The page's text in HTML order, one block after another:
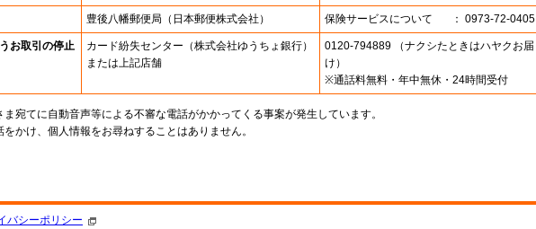
豊後八幡郵便局 （日本郵便株式会社） 保険サービスについて ： 0973-72-0405
お取引の停止 カード紛失センター （株式会社ゆうちょ銀行）
または上記店舗
0120-794889 （ナクシたときはハヤクお届
け）
※通話料無料・年中無休・24時間受付
宛てに自動音声等による不審な電話がかかってくる事案が発生しています。
かけ、個人情報をお尋ねすることはありません。
バシーポリシー